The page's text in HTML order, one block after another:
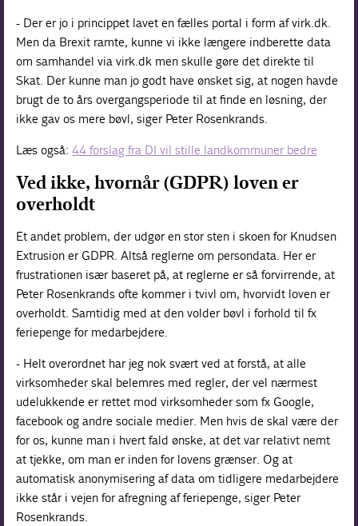
- Der er jo i princippet lavet en fælles portal i form af virk.dk.
Men da Brexit ramte, kunne vi ikke længere indberette data
om samhandel via virk.dk men skulle gøre det direkte til
Skat. Der kunne man jo godt have ønsket sig, at nogen havde
brugt de to års overgangsperiode til at finde en løsning, der
ikke gav os mere bøvl, siger Peter Rosenkrands.
Læs også:44 forslag fra DI vil stille landkommuner bedre
Ved ikke, hvornår (GDPR) loven er
overholdt
Et andet problem, der udgør en stor sten i skoen for Knudsen
Extrusion er GDPR. Altså reglerne om persondata. Her er
frustrationen især baseret på, at reglerne er så forvirrende, at
Peter Rosenkrands ofte kommer i tvivl om, hvorvidt loven er
overholdt. Samtidig med at den volder bøvl i forhold til fx
feriepenge for medarbejdere.
- Helt overordnet har jeg nok svært ved at forstå, at alle
virksomheder skal belemres med regler, der vel nærmest
udelukkende er rettet mod virksomheder som fx Google,
facebook og andre sociale medier. Men hvis de skal være der
for os, kunne man i hvert fald ønske, at det var relativt nemt
at tjekke, om man er inden for lovens grænser. Og at
automatisk anonymisering af data om tidligere medarbejdere
ikke står i vejen for afregning af feriepenge, siger Peter
Rosenkrands.